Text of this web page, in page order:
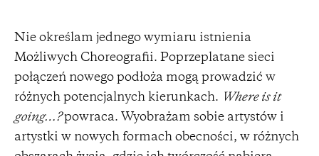
Nie określam jednego wymiaru istnienia
Możliwych Choreografii. Poprzeplatane sieci
połączeń nowego podłoża mogą prowadzić w
różnych potencjalnych kierunkach.
Where is it
going…?powraca. Wyobrażam sobie artystów i
artystki w nowych formach obecności, w różnych